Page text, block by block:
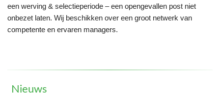
een werving & selectieperiode – een opengevallen post niet
onbezet laten. Wij beschikken over een groot netwerk van
competente en ervaren managers.
Nieuws